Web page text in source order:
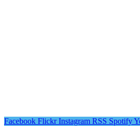
Facebook Flickr Instagram RSS Spotify